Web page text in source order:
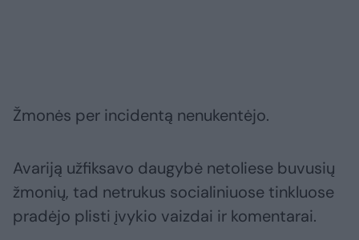
Žmonės per incidentą nenukentėjo.
Avariją užfiksavo daugybė netoliese buvusių
žmonių, tad netrukus socialiniuose tinkluose
pradėjo plisti įvykio vaizdai ir komentarai.